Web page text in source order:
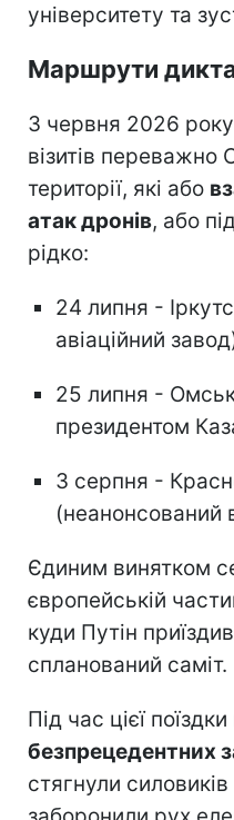
університету та
Маршрути
З червня 2026
візитів переважно
території, які або
атак дронів, або
рідко:
24 липня -
авіаційний
25 липня - Омськ
президентом
3 серпня -
(неанонсований
Єдиним винятком
європейській
куди Путін
спланований саміт.
Під час цієї поїздки
безпрецедентних
стягнули